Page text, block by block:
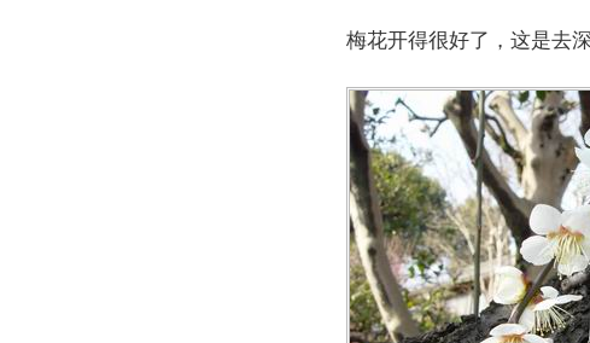
梅花开得很好了，这是去